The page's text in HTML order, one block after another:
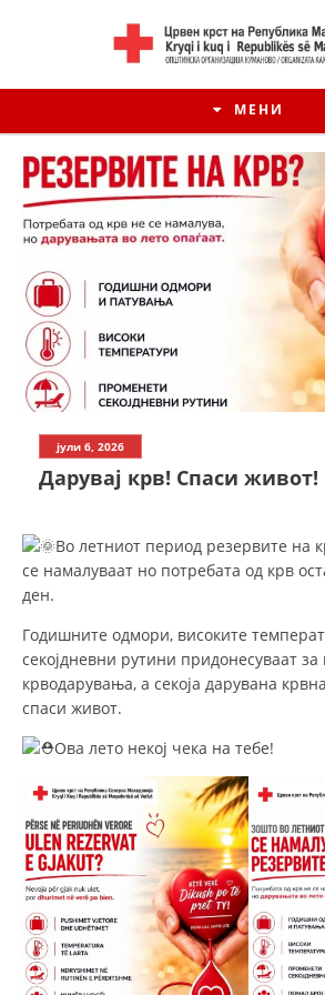
МЕНИ
ИСТОРИЈАТ НА ЦКРМ
КОНТАКТ ИНФОРМАЦИИ
СТАТУТ НА ЦКРМ
ОРГАНИЗАЦИЈА И
РАКОВОДЕН ОДБОР
СОБРАНИЕ
СТРУКТУРА И ОРГАНИЗАЦИОНА
јули 6, 2026
Дарувај крв! Спаси живот!
Во летниот период резервите на
се намалуваат но потребата од крв
ден.
Годишните одмори, високите
секојдневни рутини придонесуваат за
крводарувања, а секоја дарувана
спаси живот.
Ова лето некој чека на тебе!